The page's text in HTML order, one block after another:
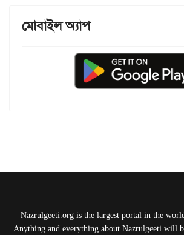
মোবাইল অ্যাপ
Nazrulgeeti.org is the largest portal in the
Anything and everything about Nazrulgeeti will